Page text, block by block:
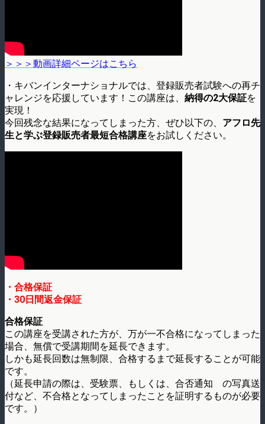
＞＞＞動画詳細ページはこちら
・キバンインターナショナルでは、登録販売者試験への再チ
ャレンジを応援しています！この講座は、 納得の2大保証を
実現！
今回残念な結果になってしまった方、ぜひ以下の、 アフロ先
生と学ぶ登録販売者最短合格講座をお試しください。
・合格保証
・30日間返金保証
合格保証
この講座を受講された方が、万が一不合格になってしまった
場合、無償で受講期間を延長できます。
しかも延長回数は無制限、合格するまで延長することが可能
です。
（延長申請の際は、受験票、もしくは、合否通知 の写真送
付など、不合格となってしまったことを証明するものが必要
です。）